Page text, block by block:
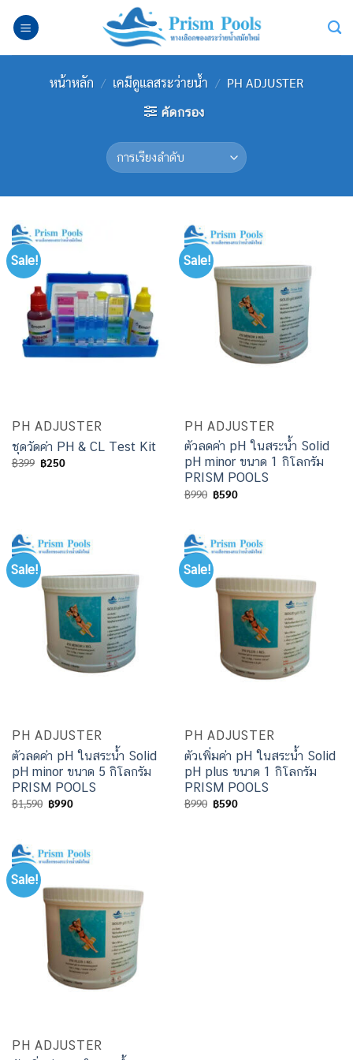
หน้าหลัก / เคมีดูแลสระว่ายน้ำ / PH ADJUSTER
คัดกรอง
Sale!
PH ADJUSTER
ชุดวัดค่า PH & CL Test Kit
฿399 ฿250
Sale!
PH ADJUSTER
ตัวลดค่า pH ในสระน้ำ Solid
pH minor ขนาด 1 กิโลกรัม
PRISM POOLS
฿990 ฿590
Sale!
PH ADJUSTER
ตัวลดค่า pH ในสระน้ำ Solid
pH minor ขนาด 5 กิโลกรัม
PRISM POOLS
฿1,590 ฿990
Sale!
PH ADJUSTER
ตัวเพิ่มค่า pH ในสระน้ำ Solid
pH plus ขนาด 1 กิโลกรัม
PRISM POOLS
฿990 ฿590
Sale!
PH ADJUSTER